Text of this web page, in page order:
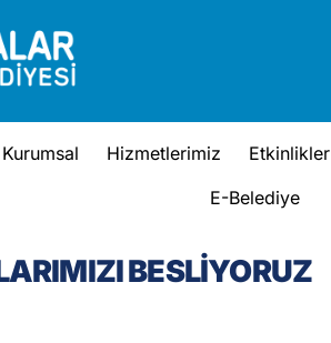
Kurumsal Hizmetlerimiz Etkinlikler
E-Belediye
BESLİYORUZ